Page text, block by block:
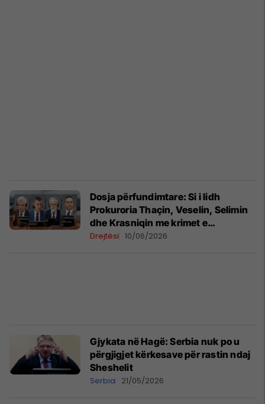
Dosja përfundimtare: Si i lidh
Prokuroria Thaçin, Veselin, Selimin
dhe Krasniqin me krimet e
pretenduara
Drejtësi 10/06/2026
Gjykata në Hagë: Serbia nuk po u
përgjigjet kërkesave për rastin ndaj
Sheshelit
Serbia 21/05/2026